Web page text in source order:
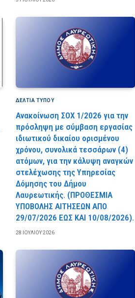
ΔΕΛΤΙΑ ΤΥΠΟΥ
Ανακοίνωση ΣΟΧ 1/2026 για την
πρόσληψη με σύμβαση εργασίας
ιδιωτικού δικαίου ορισμένου
χρόνου, συνολικά τεσσάρων (4)
ατόμων, για την κάλυψη αναγκών
στελέχωσης της Υπηρεσίας
Δόμησης του Δήμου
Λαυρεωτικής. (ΠPOΘEΣMIA
YΠOBOΛHΣ AITHΣEΩN AΠO
29/07/2026 EΩΣ KAI 10/08/2026).
28 ΙΟΥΛΊΟΥ 2026